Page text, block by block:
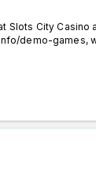
Slots City
demo-games,